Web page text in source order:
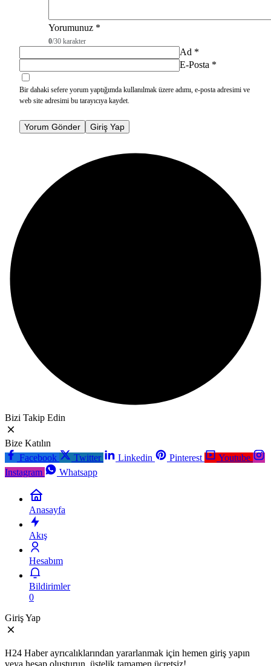
Yorumunuz *
0/30 karakter
Ad *
E-Posta *
Bir dahaki sefere yorum yaptığımda kullanılmak üzere adımı, e-posta adresimi ve
web site adresimi bu tarayıcıya kaydet.
Yorum Gönder Giriş Yap
Bizi Takip Edin
Bize Katılın
Facebook
Twitter Linkedin Pinterest
Youtube
Instagram
Whatsapp
Anasayfa
Akış
Hesabım
Bildirimler
0
Giriş Yap
H24 Haber ayrıcalıklarından yararlanmak için hemen giriş yapın
veya hesap oluşturun, üstelik tamamen ücretsiz!